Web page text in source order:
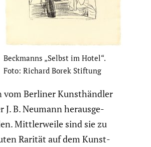
Beckmanns „Selbst im Hotel“.
Foto: Richard Borek Stiftung
vom Berliner Kunst­händler
J. B. Neumann heraus­ge­
Mittler­weile sind sie zu
Rarität auf dem Kunst­